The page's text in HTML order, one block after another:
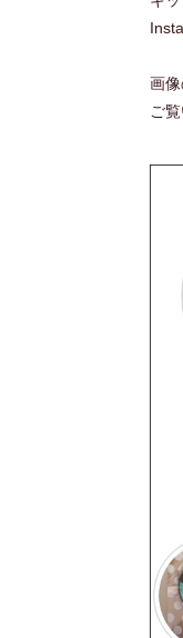
画
ご